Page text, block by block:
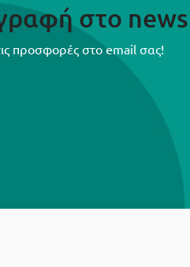
στο
προσφορές στο email σας!